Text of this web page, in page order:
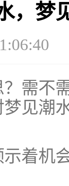
，梦
需不
见潮
着机